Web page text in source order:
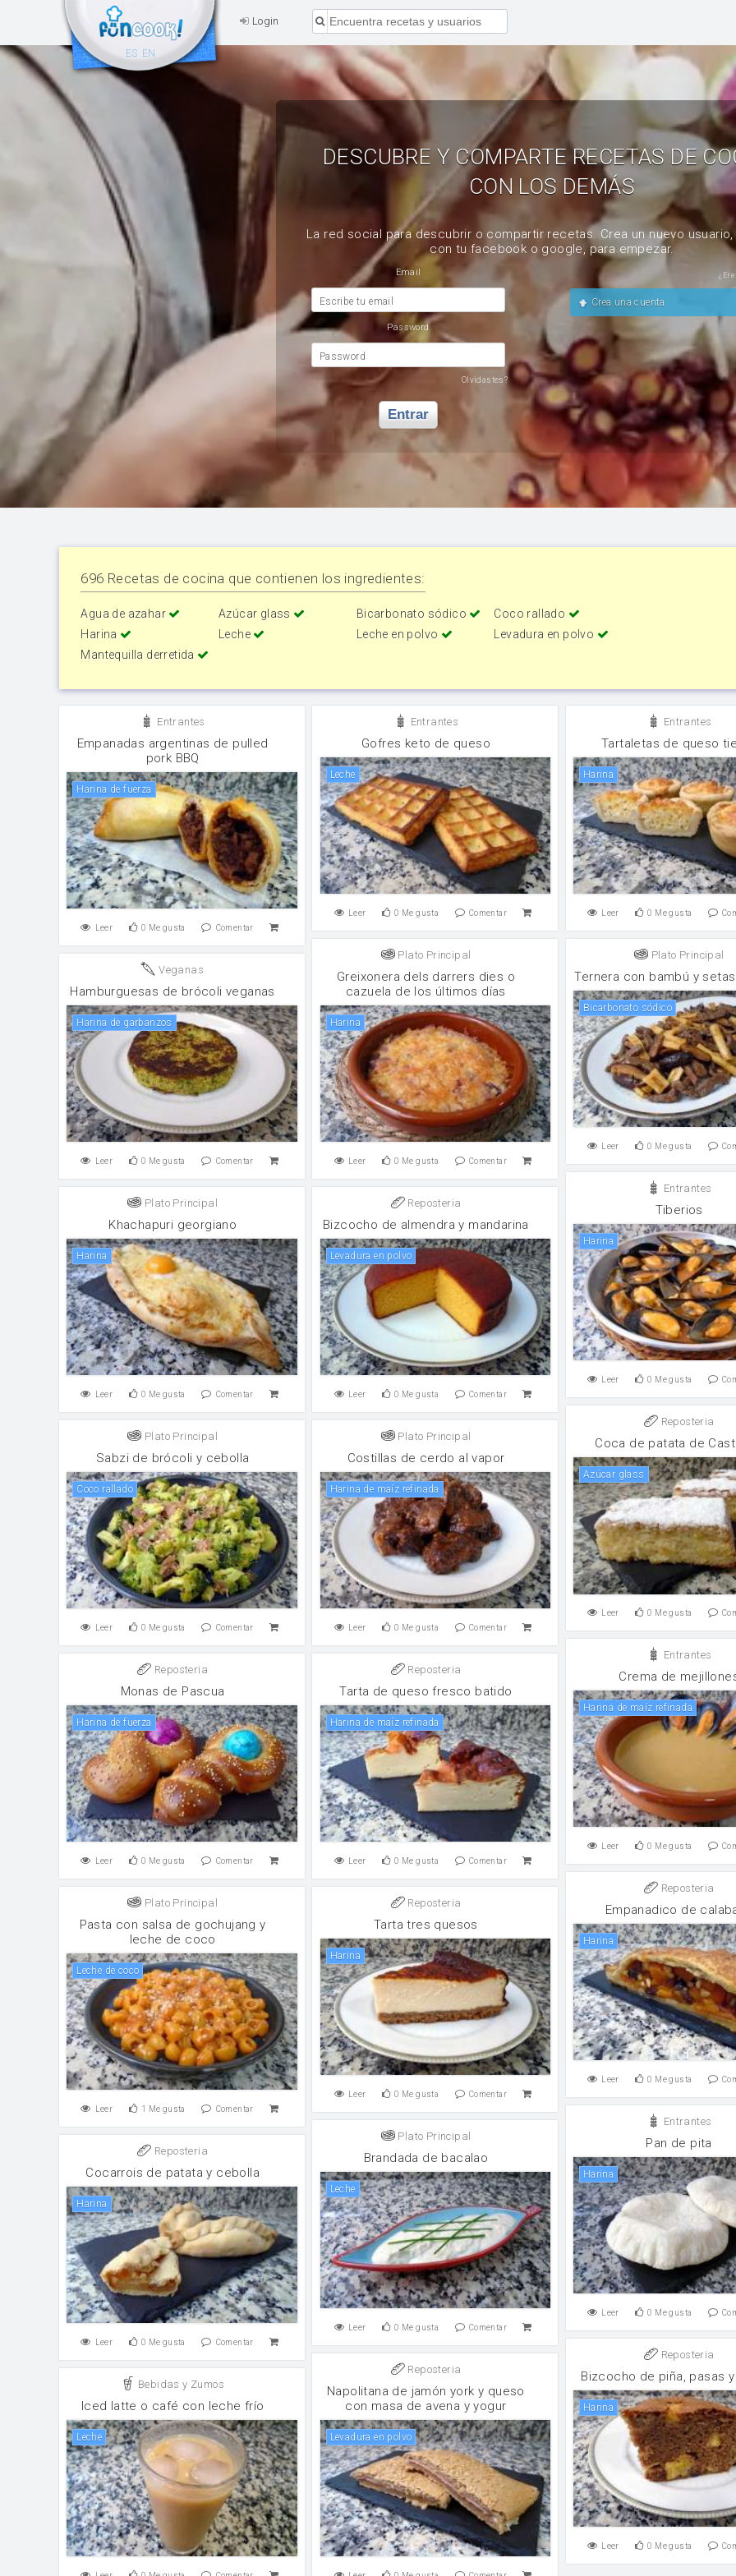
Login
ES EN
DESCUBRE Y COMPARTE RECETAS DE
CON LOS DEMÁS
La red social para descubrir o compartir recetas. Crea un nuevo
con tu facebook o google, para empezar.
Email
Escribe tu email
Password
Password
Olvidastes?
Entrar
Crea una cuenta
696 Recetas de cocina que contienen los ingredientes:
Agua de azahar Azúcar glass Bicarbonato sódico
Coco rallado
Harina
Leche Leche en polvo
Levadura en polvo
Mantequilla derretida
Entrantes
Empanadas argentinas de pulled
pork BBQ
harina de fuerza
Leer 0 Me gusta Comentar
Entrantes
Gofres keto de queso
leche
Leer 0 Me gusta Comentar
Entrantes
Tartaletas de queso
harina
Leer 0 Me gusta
Plato Principal
Greixonera dels darrers dies o
cazuela de los últimos días
harina
Leer 0 Me gusta Comentar
Plato Principal
Ternera con bambú y
Bicarbonato sódico
Leer 0 Me gusta
Veganas
Hamburguesas de brócoli veganas
Harina de garbanzos
Leer 0 Me gusta Comentar
Entrantes
Tiberios
harina
Leer 0 Me gusta
Plato Principal
Khachapuri georgiano
harina
Leer 0 Me gusta Comentar
Reposteria
Bizcocho de almendra y mandarina
levadura en polvo
Leer 0 Me gusta Comentar
Reposteria
Coca de patata de
Azúcar glass
Leer 0 Me gusta
Plato Principal
Sabzi de brócoli y cebolla
Coco rallado
Leer 0 Me gusta Comentar
Plato Principal
Costillas de cerdo al vapor
Harina de maíz refinada
Leer 0 Me gusta Comentar
Entrantes
Crema de
Harina de maíz refinada
Leer 0 Me gusta
Reposteria
Monas de Pascua
harina de fuerza
Leer 0 Me gusta Comentar
Reposteria
Tarta de queso fresco batido
Harina de maíz refinada
Leer 0 Me gusta Comentar
Reposteria
Empanadico de
harina
Leer 0 Me gusta
Plato Principal
Pasta con salsa de gochujang y
leche de coco
Leche de coco
Leer 1 Me gusta Comentar
Reposteria
Tarta tres quesos
harina
Leer 0 Me gusta Comentar
Entrantes
Pan de pita
harina
Leer 0 Me gusta
Plato Principal
Brandada de bacalao
leche
Leer 0 Me gusta Comentar
Reposteria
Cocarrois de patata y cebolla
harina
Leer 0 Me gusta Comentar
Reposteria
Bizcocho de piña, pasas
harina
Leer 0 Me gusta
Reposteria
Napolitana de jamón york y queso
con masa de avena y yogur
levadura en polvo
Bebidas y Zumos
Iced latte o café con leche frío
leche